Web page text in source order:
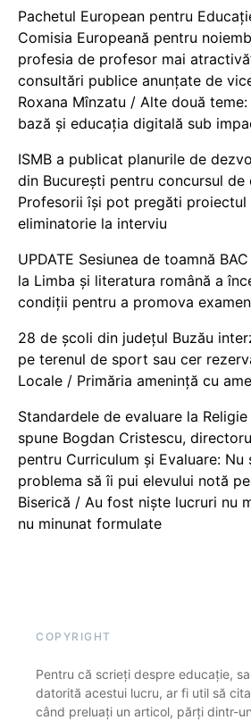
Pachetul European pentru
Comisia Europeană pentru
profesia de profesor mai
consultări publice anunțate de
Roxana Mînzatu / Alte două
bază și educația digitală sub
ISMB a publicat planurile de
din București pentru concursul
Profesorii își pot pregăti proiectul
eliminatorie la interviu
UPDATE Sesiunea de toamnă
la Limba și literatura română a
condiții pentru a promova
28 de școli din județul Buzău
pe terenul de sport sau cer
Locale / Primăria amenință cu
Standardele de evaluare la
spune Bogdan Cristescu,
pentru Curriculum și Evaluare:
problema să îi pui elevului notă
Biserică / Au fost niște lucruri nu
nu minunat formulate
COPYRIGHT
Pentru că scrieți despre educație,
datorită acestui lucru, ar fi util să
când preluați un articol, părți dintr-